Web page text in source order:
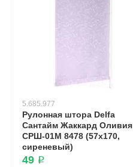
5.685.977
Рулонная штора Delfa
Сантайм Жаккард Оливия
СРШ-01М 8478 (57x170,
сиреневый)
49 ₽